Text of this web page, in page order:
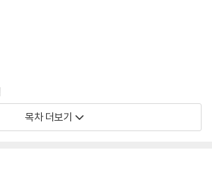
했던 초기의 번역이 대부분 유지되거나 충분한 논
되어 많은 톨킨 독자들이 아쉬움을 느껴 왔다.
반지의 제왕』은 이러한 문제를 해결하기 위해 국
고쳐진 개정 내용 등을 모두 반영하였고, 톨킨 번
와 요정어의 번역을 다듬었다. 이런 노력을 거친
어가 새롭게 만들어졌고, 인물 간의 말투, 어미,
목차 더보기